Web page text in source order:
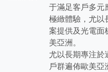
于滿足客戶多元
極緻體驗，尤以
案提供及光電面
美亞洲。
尤以長期專注於
戶群遍佈歐美亞